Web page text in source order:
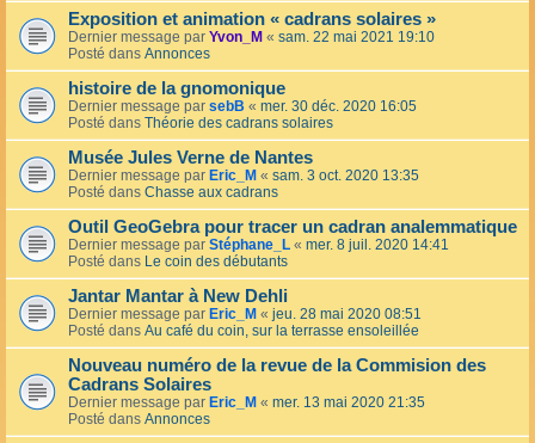
Exposition et animation « cadrans solaires »
Dernier message par Yvon_M « sam. 22 mai 2021 19:10
Posté dans Annonces
histoire de la gnomonique
Dernier message par sebB « mer. 30 déc. 2020 16:05
Posté dans Théorie des cadrans solaires
Musée Jules Verne de Nantes
Dernier message par Eric_M « sam. 3 oct. 2020 13:35
Posté dans Chasse aux cadrans
Outil GeoGebra pour tracer un cadran analemmatique
Dernier message par Stéphane_L « mer. 8 juil. 2020 14:41
Posté dans Le coin des débutants
Jantar Mantar à New Dehli
Dernier message par Eric_M « jeu. 28 mai 2020 08:51
Posté dans Au café du coin, sur la terrasse ensoleillée
Nouveau numéro de la revue de la Commision des
Cadrans Solaires
Dernier message par Eric_M « mer. 13 mai 2020 21:35
Posté dans Annonces